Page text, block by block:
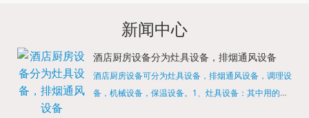
新闻中心
酒店厨房设备分为灶具设备，排烟通风设备
酒店厨房设备可分为灶具设备，排烟通风设备，调理设
备，机械设备，保温设备。1、灶具设备：其中用的较